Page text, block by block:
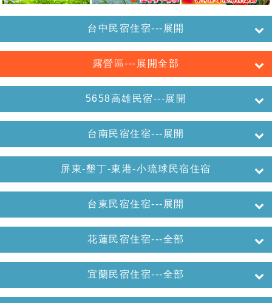
台中民宿住宿---展開
露營區---展開全部
5658高雄民宿---展開
台南民宿住宿---展開
屏東-墾丁-東港-小琉球民宿住宿
台東民宿住宿---展開
花蓮民宿住宿---全部
宜蘭民宿住宿---全部